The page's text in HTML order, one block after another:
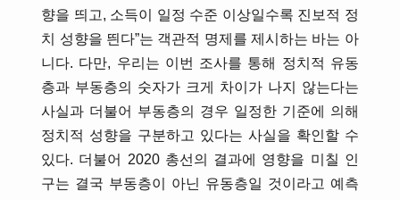
향을 띄고, 소득이 일정 수준 이상일수록 진보적 정
치 성향을 띈다”는 객관적 명제를 제시하는 바는 아
니다. 다만, 우리는 이번 조사를 통해 정치적 유동
층과 부동층의 숫자가 크게 차이가 나지 않는다는
사실과 더불어 부동층의 경우 일정한 기준에 의해
정치적 성향을 구분하고 있다는 사실을 확인할 수
있다. 더불어 2020 총선의 결과에 영향을 미칠 인
구는 결국 부동층이 아닌 유동층일 것이라고 예측